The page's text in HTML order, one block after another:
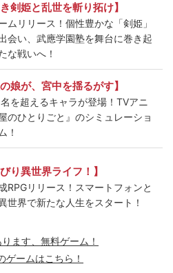
き剣姫と乱世を斬り拓け】
ムリリース！個性豊かな「剣姫」
会い、武應学園塾を舞台に巻き起
な戦いへ！
の娘が、宮中を揺るがす】
を超えるキャラが登場！TVアニ
のひとりごと』のシミュレーショ
！
びり異世界ライフ！】
RPGリリース！スマートフォンと
世界で新たな人生をスタート！
ます、無料ゲーム！
ゲームはこちら！